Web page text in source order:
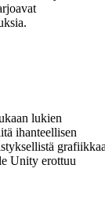
lukien
ihanteellisen
Unity erottuu